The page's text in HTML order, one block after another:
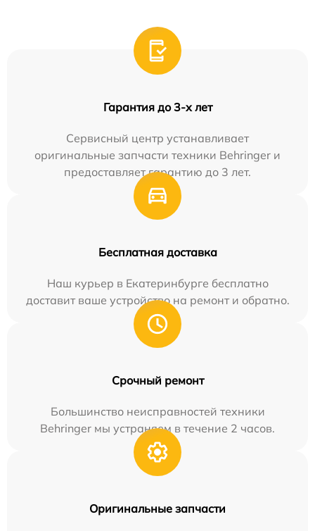
Гарантия до 3-х лет
Сервисный центр устанавливает
оригинальные запчасти техники Behringer и
предоставляет гарантию до 3 лет.
Бесплатная доставка
Наш курьер в Екатеринбурге бесплатно
доставит ваше устройство на ремонт и обратно.
Срочный ремонт
Большинство неисправностей техники
Behringer мы устраняем в течение 2 часов.
Оригинальные запчасти